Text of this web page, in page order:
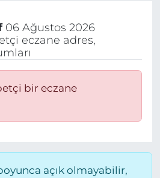
06 Ağustos 2026
eczane adres,
bir eczane
açık olmayabilir,